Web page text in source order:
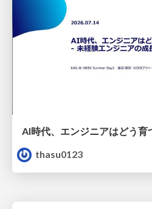
thasu0123